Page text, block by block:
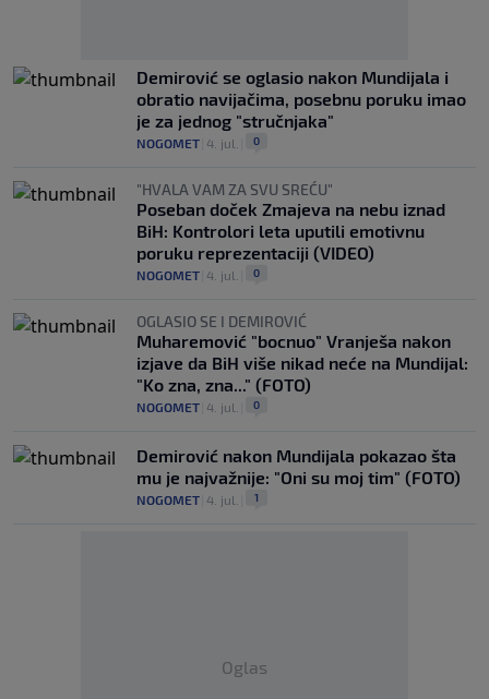
Demirović se oglasio nakon Mundijala i
obratio navijačima, posebnu poruku imao
je za jednog "stručnjaka"
NOGOMET 4. jul. 0
"HVALA VAM ZA SVU SREĆU"
Poseban doček Zmajeva na nebu iznad
BiH: Kontrolori leta uputili emotivnu
poruku reprezentaciji (VIDEO)
NOGOMET 4. jul. 0
OGLASIO SE I DEMIROVIĆ
Muharemović "bocnuo" Vranješa nakon
izjave da BiH više nikad neće na Mundijal:
"Ko zna, zna..." (FOTO)
NOGOMET 4. jul. 0
Demirović nakon Mundijala pokazao šta
mu je najvažnije: "Oni su moj tim" (FOTO)
NOGOMET 4. jul. 1
Oglas